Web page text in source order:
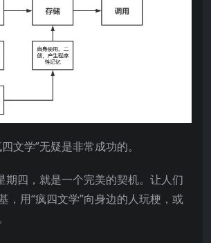
文学”无疑是非常成功的。
期四，就是一个完美的契机。让人们
，用“疯四文学”向身边的人玩梗，或